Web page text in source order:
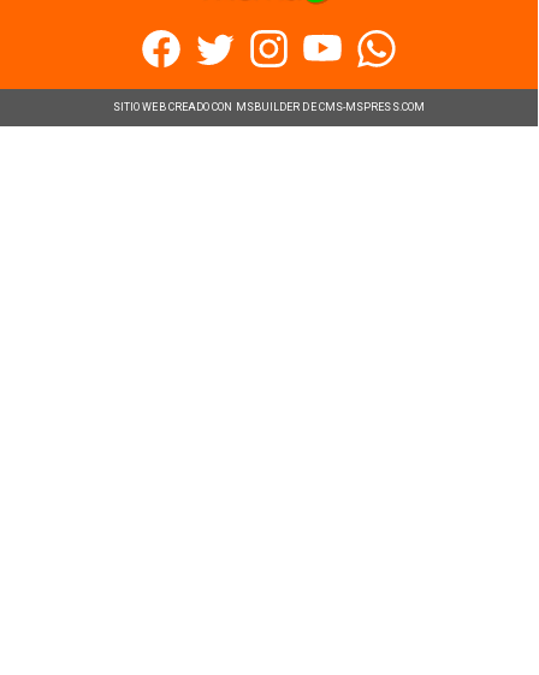
SITIO WEB CREADO CON MSBUILDER DE CMS-MSPRESS.COM